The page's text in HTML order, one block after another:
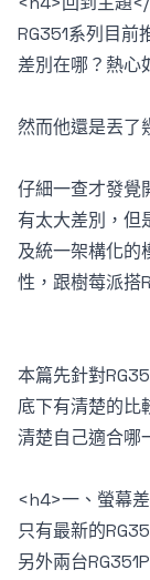
RG351系列目前
差別在哪？熱心
然而他還是丟了
仔細一查才發覺
有太大差別，但
及統一架構化的
性，跟樹莓派搭
本篇先針對
底下有清楚的比
清楚自己適合哪
<h4>一、螢幕
只有最新的
另外兩台